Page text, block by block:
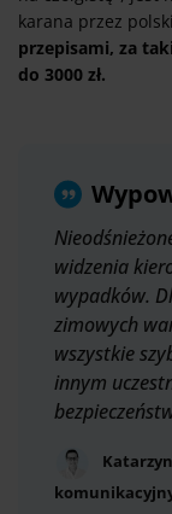
karana przez
przepisami, za
do 3000 zł.
widzenia
wypadków.
zimowych
wszystkie
innym